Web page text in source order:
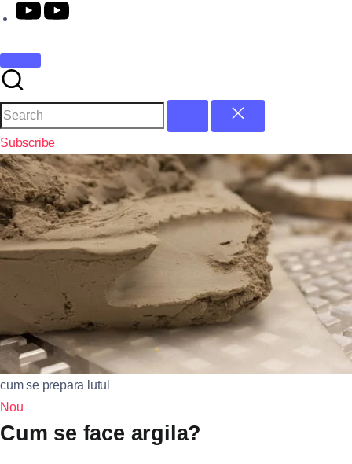
Subscribe
cum se prepara lutul
Nou
Cum se face argila?